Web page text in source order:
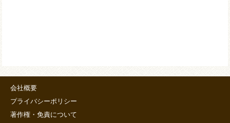
会社概要
プライバシーポリシー
著作権・免責について